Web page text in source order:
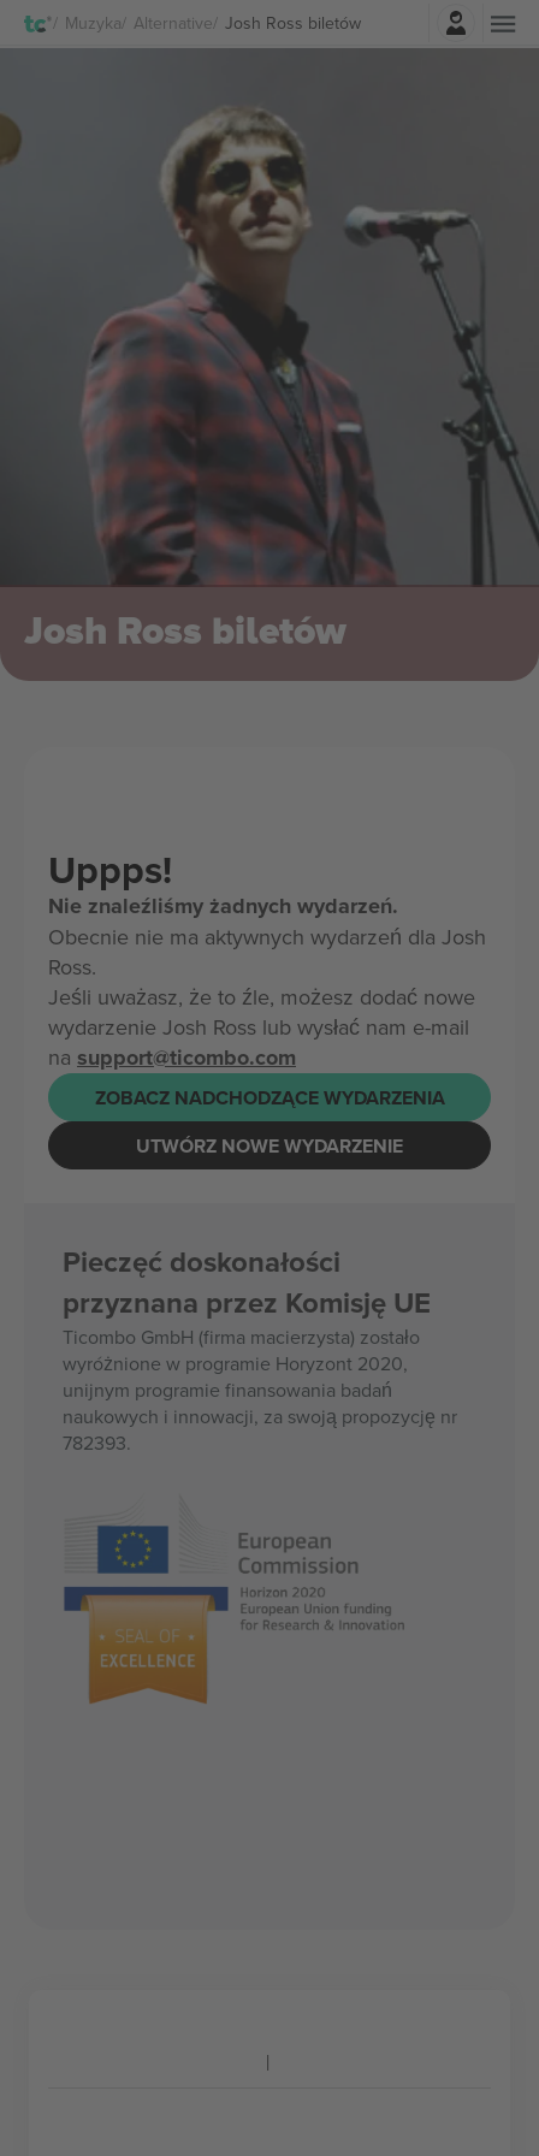
Muzyka Alternative Josh Ross biletów
Zaloguj sie
Josh Ross biletów
Uppps!
Nie znaleźliśmy żadnych wydarzeń.
Obecnie nie ma aktywnych wydarzeń dla Josh
Ross.
Jeśli uważasz, że to źle, możesz dodać nowe
wydarzenie Josh Ross lub wysłać nam e-mail
na support@ticombo.com
ZOBACZ NADCHODZĄCE WYDARZENIA
UTWÓRZ NOWE WYDARZENIE
Pieczęć doskonałości
przyznana przez Komisję UE
Ticombo GmbH (firma macierzysta) zostało
wyróżnione w programie Horyzont 2020,
unijnym programie finansowania badań
naukowych i innowacji, za swoją propozycję nr
782393.